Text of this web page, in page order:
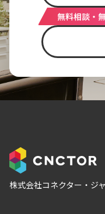
無料相談・
株式会社コネクター・ジ